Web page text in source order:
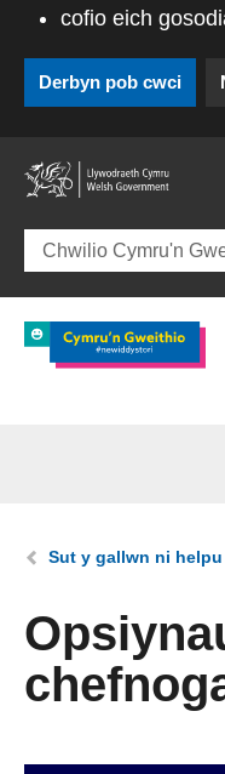
cofio eich
Derbyn pob cwci
Amdanom ni
Sut y gallwn ni
Rydych chi yma:
Sut y gallwn ni helpu